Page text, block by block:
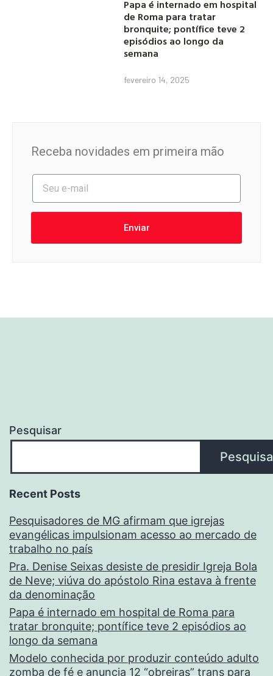
Papa é internado em hospital
de Roma para tratar
bronquite; pontífice teve 2
episódios ao longo da
semana
fevereiro 14, 2025
Receba novidades em primeira mão
Enviar
Pesquisar
Recent Posts
Pesquisadores de MG afirmam que igrejas
evangélicas impulsionam acesso ao mercado de
trabalho no país
Pra. Denise Seixas desiste de presidir Igreja Bola
de Neve; viúva do apóstolo Rina estava à frente
da denominação
Papa é internado em hospital de Roma para
tratar bronquite; pontífice teve 2 episódios ao
longo da semana
Modelo conhecida por produzir conteúdo adulto
zomba de fé e anuncia 12 “obreiras” trans para